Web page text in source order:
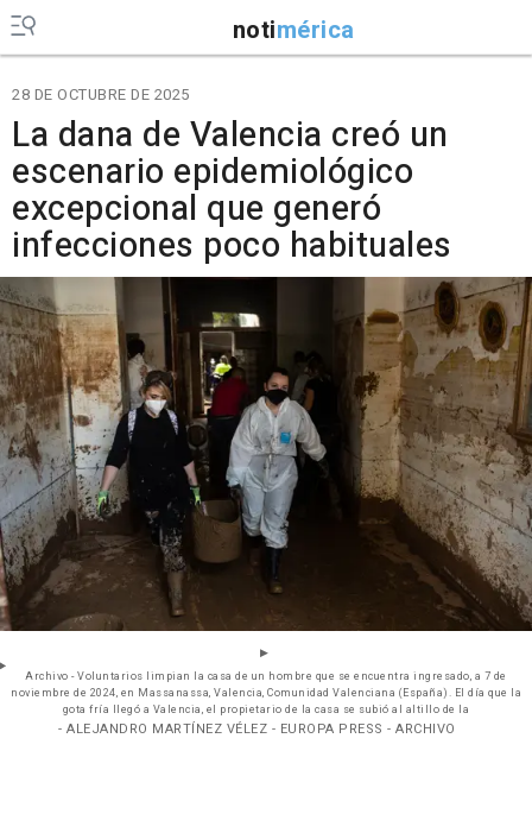
notimérica
28 DE OCTUBRE DE 2025
La dana de Valencia creó un
escenario epidemiológico
excepcional que generó
infecciones poco habituales
Archivo - Voluntarios limpian la casa de un hombre que se encuentra ingresado, a 7 de
noviembre de 2024, en Massanassa, Valencia, Comunidad Valenciana (España). El día que la
gota fría llegó a Valencia, el propietario de la casa se subió al altillo de la
- ALEJANDRO MARTÍNEZ VÉLEZ - EUROPA PRESS - ARCHIVO